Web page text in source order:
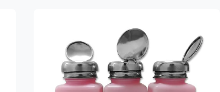
SENSITIVE AREA (Full English Version)
(Chinese&English Version options)
Description: 1, Bright yellow vinyl floor tape